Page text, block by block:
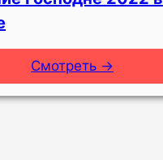
Смотреть →